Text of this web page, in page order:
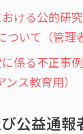
ける公的研
いて（管理
係る不正事
ス教育用）
公益通報